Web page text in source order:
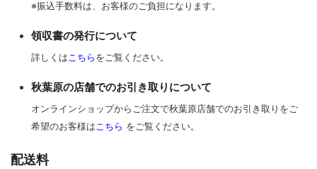
※振込手数料は、お客様のご負担になります。
領収書の発行について
詳しくはこちら をご覧ください。
秋葉原の店舗でのお引き取りについて
オンラインショップからご注文で秋葉原店舗でのお引き取りをご
希望のお客様はこちら をご覧ください。
配送料